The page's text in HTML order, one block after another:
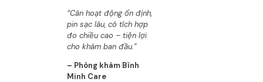
“Cân hoạt động ổn định,
pin sạc lâu, có tích hợp
đo chiều cao – tiện lợi
cho khám ban đầu.”
– Phòng khám Bình
Minh Care